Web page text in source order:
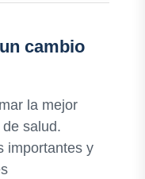
cambio
la mejor
salud.
importantes y